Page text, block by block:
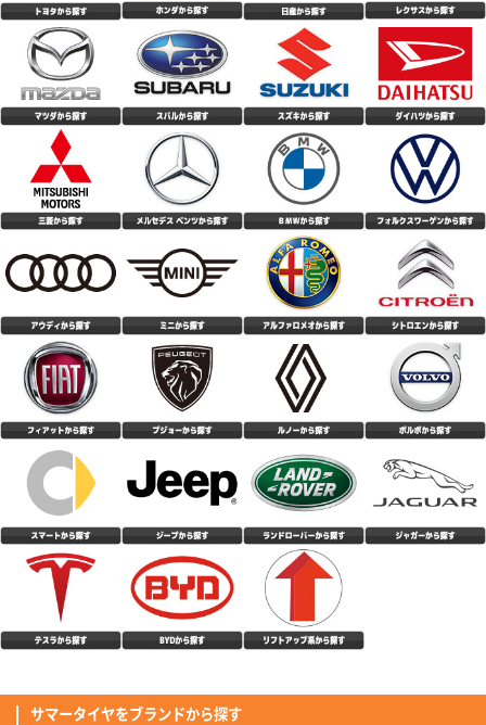
サマータイヤをブランドから探す
(3.86点)リョックさん
RADAR Rivera Pro 2 165/65R14 83H XL
あくまで価格から診た評価です。 最高のコストパフォーマンスです。迷い
はいりません、買いです。
(4.00点)mah*******さん
NANKANG NS-2R 165/55R15 75V(TREAD120)
取り付け後、まだ日が浅いので、雨の日の走行なし。 ドライグリップは、
◎ 騒音も問題無し。 お値段以上と、感じています。
(4.29点)nnm*******さん
GOODYEAR EfficientGrip Comfort 165/55R15 75V
5年目の車検を前にしてのサマータイヤの交換でした。 ドライ性能・ウェッ
ト性能・高速性能は交換して日数も経っていないことから判定できず4.0と
しました。 燃費性能、ライフ・耐久性についても同様です。 ただ、静粛性
や乗り心地については格段と良くなった気がします。 コンフォートタイプ
を選んで良かったと思うところです。
(3.43点)asa*******さん
DAVANTI ALLTOURA 205/45R17 88W XL
元々はいていたタイヤがスポーツタイヤかつランフラットタイヤだったた
め、乗り心地はかなり柔らかくなり、音も静かにもなりました。 なお、適
正空気圧で乗っていますが燃費は元のタイヤとほぼ変化無しです。 一方で
スノータイヤの特性でもある柔らかさのせいで、高速のジャンクションに速
い速度で入るとよじれる感覚が明らかにあります。 直線高速走行ではあま
り変化はありませんでした。 東京の山沿い在住で、時折雪が降るので環境
的にはちょうど良いですが、攻めた走行は期待できません。 たまに雪が降
る地域や、SNSでやたらと晒される時代なので保険的な意味で履く方におす
すめです。
(4.00点)toh*******さん
NANKANG AS-3 225/45R18 95Y XL
レヴォーグVN5初期型に標準のタイヤから履き替え 5年くらいたった溝のな
いタイヤで硬くなってたものからの比較ですが ハンドルが軽くなり音も静
かになった気がします。 阪神高速でタイヤがぐにゃる感じもなく、全域で
良くなった気がします。 古くなったタイヤからの履き替えとはいえ、充分
に満足しています。 タイヤの空気圧はどれくらいすれぱいいのかわからな
(4.50点)nzh*******さん
CEAT SportDrive 225/55R18 102W XL
この値段でこの性能…大満足ですᐠ(∗ᵔᗜᵔ∗)ᐟ 聞いたことないメーカーだし外
国産だし 買う前は不安しかありませんでしたが、 他の方々のレビューをみ
て購入を決意。 結果、買ってよかったです！ タイヤ替えてから3週間、180
0kmほど 走りましたが何の不便も問題もありません。 ゴツゴツした石だら
時はまた買いたいですね。
(3.29点)y.t*******さん
製造されて 新しい 商品が 届いたので 満足ですし 期待してます ！